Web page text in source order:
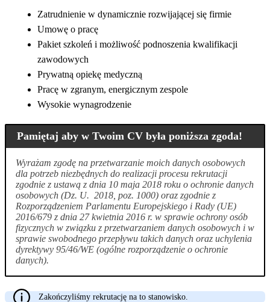
Zatrudnienie w dynamicznie rozwijającej się firmie
Umowę o pracę
Pakiet szkoleń i możliwość podnoszenia kwalifikacji
zawodowych
Prywatną opiekę medyczną
Pracę w zgranym, energicznym zespole
Wysokie wynagrodzenie
Pamiętaj aby w Twoim CV była poniższa zgoda!
Wyrażam zgodę na przetwarzanie moich danych osobowych
dla potrzeb niezbędnych do realizacji procesu rekrutacji
zgodnie z ustawą z dnia 10 maja 2018 roku o ochronie danych
osobowych (Dz. U. 2018, poz. 1000) oraz zgodnie z
Rozporządzeniem Parlamentu Europejskiego i Rady (UE)
2016/679 z dnia 27 kwietnia 2016 r. w sprawie ochrony osób
fizycznych w związku z przetwarzaniem danych osobowych i w
sprawie swobodnego przepływu takich danych oraz uchylenia
dyrektywy 95/46/WE (ogólne rozporządzenie o ochronie
danych).
Zakończyliśmy rekrutację na to stanowisko.